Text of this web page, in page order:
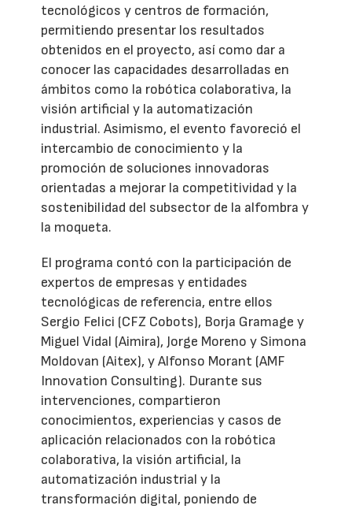
tecnológicos y centros de formación,
permitiendo presentar los resultados
obtenidos en el proyecto, así como dar a
conocer las capacidades desarrolladas en
ámbitos como la robótica colaborativa, la
visión artificial y la automatización
industrial. Asimismo, el evento favoreció el
intercambio de conocimiento y la
promoción de soluciones innovadoras
orientadas a mejorar la competitividad y la
sostenibilidad del subsector de la alfombra y
la moqueta.
El programa contó con la participación de
expertos de empresas y entidades
tecnológicas de referencia, entre ellos
Sergio Felici (CFZ Cobots), Borja Gramage y
Miguel Vidal (Aimira), Jorge Moreno y Simona
Moldovan (Aitex), y Alfonso Morant (AMF
Innovation Consulting). Durante sus
intervenciones, compartieron
conocimientos, experiencias y casos de
aplicación relacionados con la robótica
colaborativa, la visión artificial, la
automatización industrial y la
transformación digital, poniendo de